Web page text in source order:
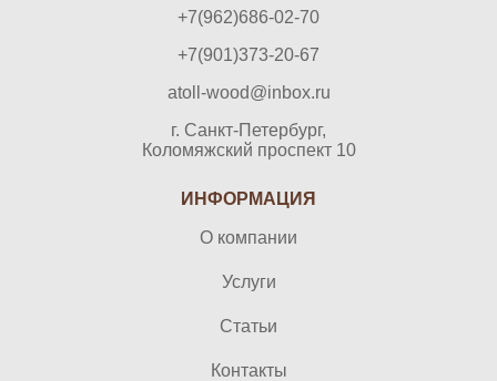
+7(962)686-02-70
+7(901)373-20-67
atoll-wood@inbox.ru
г. Санкт-Петербург,
Коломяжский проспект 10
ИНФОРМАЦИЯ
О компании
Услуги
Статьи
Контакты